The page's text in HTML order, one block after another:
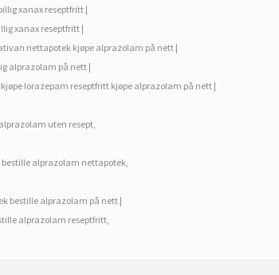
xanax reseptfritt |
xanax reseptfritt |
nettapotek kjøpe alprazolam på nett |
alprazolam på nett |
lorazepam reseptfritt kjøpe alprazolam på nett |
uten resept,
alprazolam nettapotek,
bestille alprazolam på nett |
alprazolam reseptfritt,